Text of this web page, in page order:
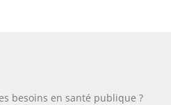
besoins en santé publique ?